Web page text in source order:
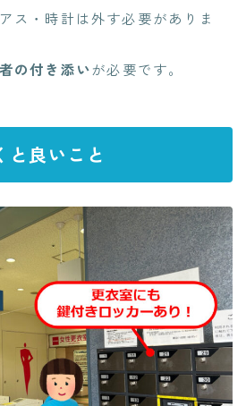
ス・時計は外す必要がありま
の付き添いが必要です。
と良いこと